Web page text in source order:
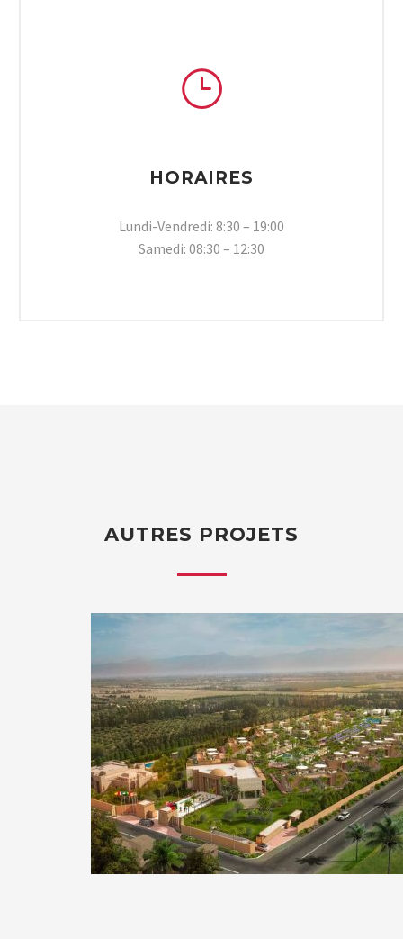
}
}
HORAIRES
Lundi-Vendredi: 8:30 – 19:00
Samedi: 08:30 – 12:30
AUTRES PROJETS